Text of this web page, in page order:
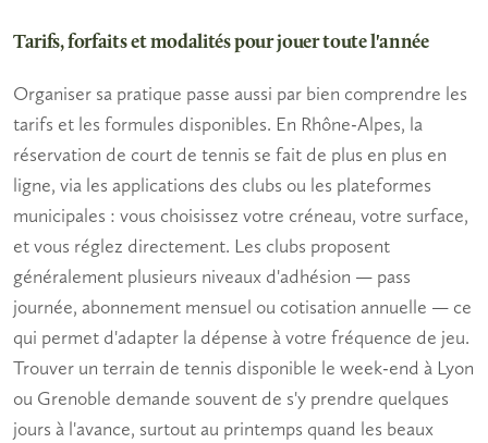
Tarifs, forfaits et modalités pour jouer toute l'année
Organiser sa pratique passe aussi par bien comprendre les
tarifs et les formules disponibles. En Rhône-Alpes, la
réservation de court de tennis se fait de plus en plus en
ligne, via les applications des clubs ou les plateformes
municipales : vous choisissez votre créneau, votre surface,
et vous réglez directement. Les clubs proposent
généralement plusieurs niveaux d'adhésion — pass
journée, abonnement mensuel ou cotisation annuelle — ce
qui permet d'adapter la dépense à votre fréquence de jeu.
Trouver un terrain de tennis disponible le week-end à Lyon
ou Grenoble demande souvent de s'y prendre quelques
jours à l'avance, surtout au printemps quand les beaux